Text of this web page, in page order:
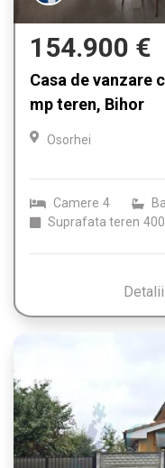
154.900 €
Casa de vanzare
mp teren, Bihor
Osorhei
Camere 4
Suprafata teren
Detalii